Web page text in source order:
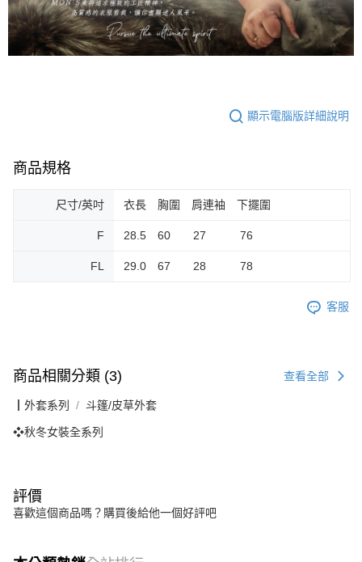
顯示電腦版詳細說明
商品規格
尺寸/英吋 衣長 胸圍 肩連袖 下擺圍
F 28.5 60 27 76
FL 29.0 67 28 78
客服
商品相關分類 (3) 查看全部
┃外套系列 斗篷/皮草外套
❖秋冬女裝全系列
評價
喜歡這個商品嗎？購買後給他一個好評吧